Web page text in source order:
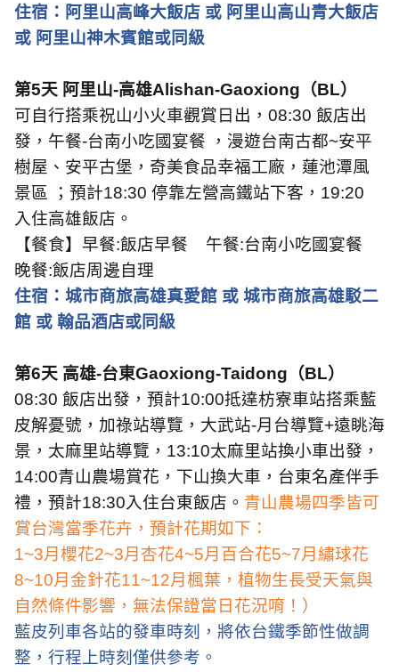
住宿：阿里山高峰大飯店 或 阿里山高山青大飯店
或 阿里山神木賓館或同級
第5天 阿里山-高雄Alishan-Gaoxiong （BL）
可自行搭乘祝山小火車觀賞日出， 08:30 飯店出
發，午餐-台南小吃國宴餐 ，漫遊台南古都~安平
樹屋、安平古堡，奇美食品幸福工廠，蓮池潭風
景區 ；預計18:30 停靠左營高鐵站下客， 19:20
入住高雄飯店。
【餐食】早餐:飯店早餐 午餐:台南小吃國宴餐
晚餐:飯店周邊自理
住宿：城市商旅高雄真愛館 或 城市商旅高雄駁二
館 或 翰品酒店或同級
第6天 高雄-台東Gaoxiong-Taidong （BL）
08:30 飯店出發，預計10:00抵達枋寮車站搭乘藍
皮解憂號，加祿站導覽，大武站-月台導覽+遠眺海
景，太麻里站導覽， 13:10太麻里站換小車出發，
14:00青山農場賞花，下山換大車，台東名產伴手
禮，預計18:30入住台東飯店。 青山農場四季皆可
賞台灣當季花卉，預計花期如下：
1~3月櫻花2~3月杏花4~5月百合花5~7月繡球花
8~10月金針花11~12月楓葉，植物生長受天氣與
自然條件影響，無法保證當日花況唷！）
藍皮列車各站的發車時刻，將依台鐵季節性做調
整，行程上時刻僅供參考。